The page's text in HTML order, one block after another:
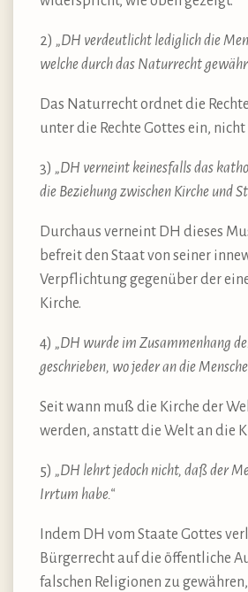
2) „DH verdeutlicht lediglich die
welche durch das Naturrecht
Das Naturrecht ordnet die
unter die Rechte Gottes ein, nicht
3) „DH verneint keinesfalls das
die Beziehung zwischen Kirche und
Durchaus verneint DH dieses
befreit den Staat von seiner
Verpflichtung gegenüber der
Kirche.
4) „DH wurde im Zusammenhang
geschrieben, wo jeder an die
Seit wann muß die Kirche der
werden, anstatt die Welt an die
5) „DH lehrt jedoch nicht, daß der
Irrtum habe.“
Indem DH vom Staate Gottes
Bürgerrecht auf die öffentliche
falschen Religionen zu